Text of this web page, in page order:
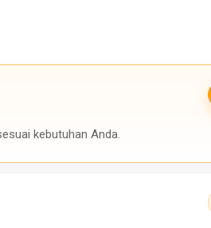
kebutuhan Anda.